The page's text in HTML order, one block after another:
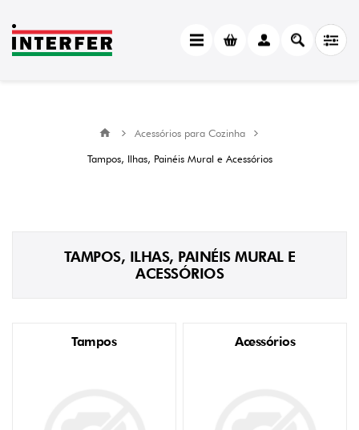
Acessórios para Cozinha
Tampos, Ilhas, Painéis Mural e Acessórios
TAMPOS, ILHAS, PAINÉIS MURAL E
ACESSÓRIOS
Tampos Acessórios